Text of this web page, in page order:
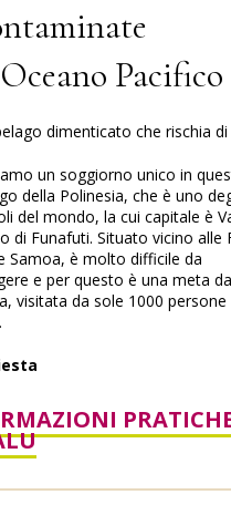
Pacifico
dimenticato che rischia di
un soggiorno unico in
della Polinesia, che è uno
del mondo, la cui capitale è
di Funafuti. Situato vicino alle
Samoa, è molto difficile da
e per questo è una meta
visitata da sole 1000 persone